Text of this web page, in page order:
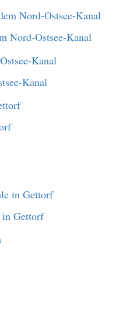
Nord-Ostsee-Kanal
Kanal
in Gettorf